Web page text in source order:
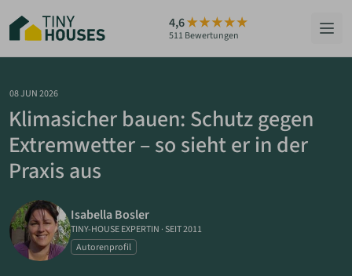
Hauptinhalt
springen
4,6
511 Bewertungen
HÄUSER
BERATUNG
GRUNDSTÜCKE
RATGEBER
ÜBER UNS
08 JUN 2026
Klimasicher bauen: Schutz gegen
Extremwetter – so sieht er in der
Praxis aus
Isabella Bosler
TINY-HOUSE EXPERTIN · SEIT 2011
Autorenprofil